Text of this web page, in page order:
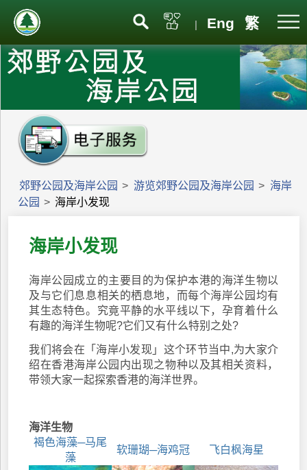
| Eng 繁
郊野公园及海岸公园 > 游览郊野公园及海岸公园 > 海岸
公园 > 海岸小发现
海岸小发现
海岸公园成立的主要目的为保护本港的海洋生物以
及与它们息息相关的栖息地，而每个海岸公园均有
其生态特色。究竟平静的水平线以下，孕育着什么
有趣的海洋生物呢?它们又有什么特别之处?
我们将会在「海岸小发现」这个环节当中,为大家介
绍在香港海岸公园内出现之物种以及其相关资料，
带领大家一起探索香港的海洋世界。
海洋生物
褐色海藻─马尾
藻
软珊瑚─海鸡冠 飞白枫海星